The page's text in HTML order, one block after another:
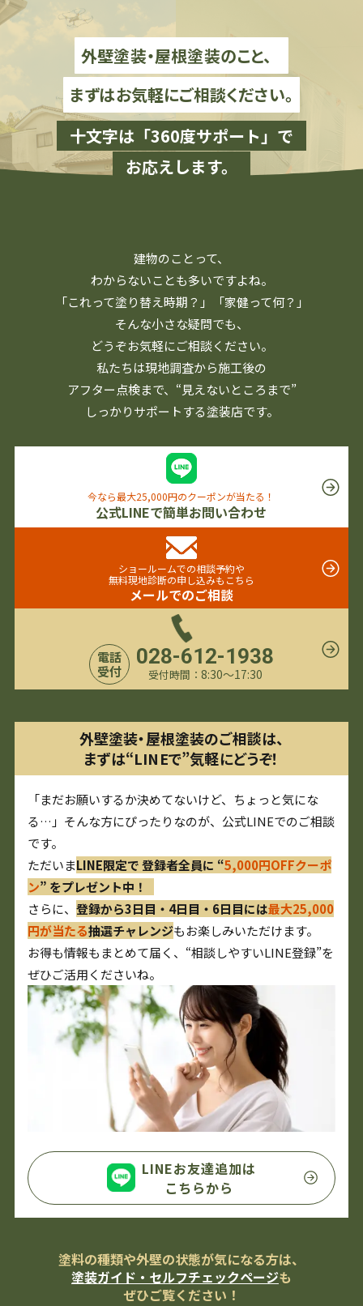
外壁塗装・屋根塗装のこと、
まずはお気軽にご相談ください。
十文字は「360度サポート」で
お応えします。
建物のことって、
わからないことも多いですよね。
「これって塗り替え時期？」「家健って何？」
そんな小さな疑問でも、
どうぞお気軽にご相談ください。
私たちは現地調査から施工後の
アフター点検まで、 “見えないところまで”
しっかりサポートする塗装店です。
今なら最大25,000円のクーポンが当たる！
公式LINEで簡単お問い合わせ
ショールームでの相談予約や
無料現地診断の申し込みもこちら
メールでのご相談
電話
受付
028-612-1938
受付時間： 8:30〜17:30
外壁塗装・屋根塗装のご相談は、
まずは“LINEで”気軽にどうぞ！
「まだお願いするか決めてないけど、ちょっと気にな
る…」そんな方にぴったりなのが、公式LINEでのご相談
です。
ただいまLINE限定で 登録者全員に “5,000円OFFクーポ
ン” をプレゼント中！
さらに、登録から3日目・4日目・6日目には最大25,000
円が当たる抽選チャレンジもお楽しみいただけます。
お得も情報もまとめて届く、“相談しやすいLINE登録”を
ぜひご活用くださいね。
LINEお友達追加は
こちらから
塗料の種類や外壁の状態が気になる方は、
塗装ガイド・セルフチェックページも
ぜひご覧ください！